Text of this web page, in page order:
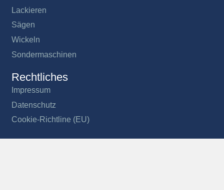
Lackieren
Sägen
Wickeln
Sondermaschinen
Rechtliches
Impressum
Datenschutz
Cookie-Richtline (EU)